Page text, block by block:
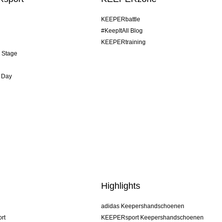
Stage
KEEPERbattle
#KeepItAll Blog
KEEPERtraining
Highlights
adidas Keepershandschoenen
KEEPERsport Keepershandschoenen